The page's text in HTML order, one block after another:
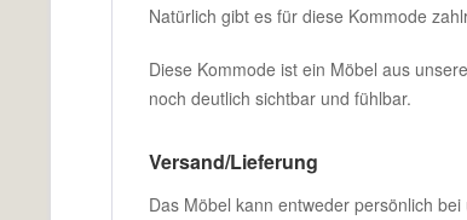
Natürlich gibt es für diese Kommode
Diese Kommode ist ein Möbel aus
noch deutlich sichtbar und fühlbar.
Versand/Lieferung
Das Möbel kann entweder persönlich